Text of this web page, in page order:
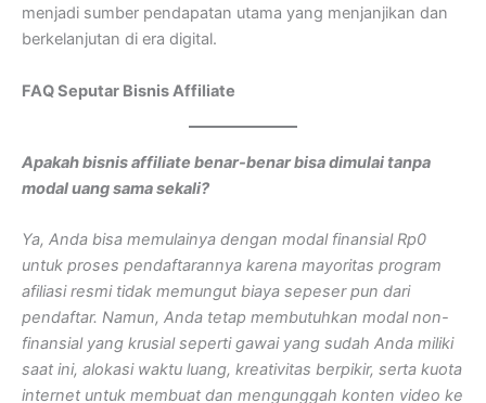
menjadi sumber pendapatan utama yang menjanjikan dan
berkelanjutan di era digital.
FAQ Seputar Bisnis Affiliate
Apakah bisnis affiliate benar-benar bisa dimulai tanpa
modal uang sama sekali?
Ya, Anda bisa memulainya dengan modal finansial Rp0
untuk proses pendaftarannya karena mayoritas program
afiliasi resmi tidak memungut biaya sepeser pun dari
pendaftar. Namun, Anda tetap membutuhkan modal non-
finansial yang krusial seperti gawai yang sudah Anda miliki
saat ini, alokasi waktu luang, kreativitas berpikir, serta kuota
internet untuk membuat dan mengunggah konten video ke